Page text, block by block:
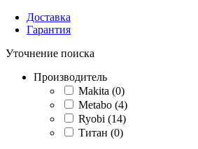
Доставка
Гарантия
Уточнение поиска
Производитель
Makita (0)
Metabo (4)
Ryobi (14)
Титан (0)